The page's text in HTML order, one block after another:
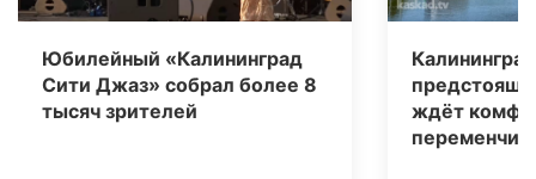
Юбилейный «Калининград
Сити Джаз» собрал более 8
тысяч зрителей
ждёт